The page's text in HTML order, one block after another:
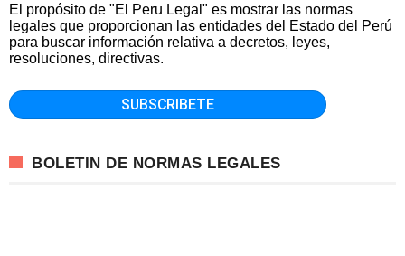
El propósito de "El Peru Legal" es mostrar las normas
legales que proporcionan las entidades del Estado del Perú
para buscar información relativa a decretos, leyes,
resoluciones, directivas.
BOLETIN DE NORMAS LEGALES